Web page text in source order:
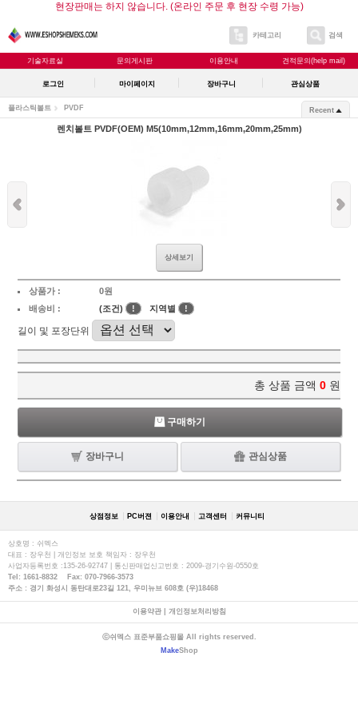
현장판매는 하지 않습니다. (온라인 주문 후 현장 수령 가능)
카테고리 검색
기술자료실 문의게시판 이용안내 견적문의(help mail)
로그인 마이페이지 장바구니 관심상품
플라스틱볼트 PVDF Recent
렌치볼트 PVDF(OEM) M5(10mm,12mm,16mm,20mm,25mm)
상세보기
상품가 :
0원
배송비 :
(조건) ! 지역별 !
길이 및 포장단위
총 상품 금액 0 원
구매하기
장바구니 관심상품
상점정보 PC버젼 이용안내 고객센터 커뮤니티
상호명 : 쉬멕스
대표 : 장우천 | 개인정보 보호 책임자 : 장우천
사업자등록번호 :135-26-92747 | 통신판매업신고번호 : 2009-경기수원-0550호
Tel: 1661-8832 Fax: 070-7966-3573
주소 : 경기 화성시 동탄대로23길 121, 우미뉴브 608호 (우)18468
이용약관| 개인정보처리방침
ⓒ쉬멕스 표준부품쇼핑몰 All rights reserved.
MakeShop